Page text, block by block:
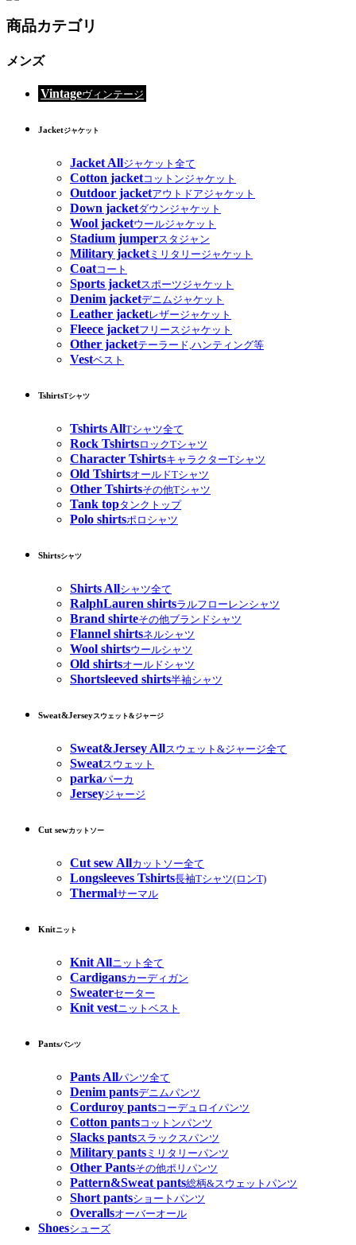
商品カテゴリ
メンズ
Vintageヴィンテージ
Jacketジャケット
Jacket Allジャケット全て
Cotton jacketコットンジャケット
Outdoor jacketアウトドアジャケット
Down jacketダウンジャケット
Wool jacketウールジャケット
Stadium jumperスタジャン
Military jacketミリタリージャケット
Coatコート
Sports jacketスポーツジャケット
Denim jacketデニムジャケット
Leather jacketレザージャケット
Fleece jacketフリースジャケット
Other jacketテーラード,ハンティング等
Vestベスト
TshirtsTシャツ
Tshirts AllTシャツ全て
Rock TshirtsロックTシャツ
Character TshirtsキャラクターTシャツ
Old TshirtsオールドTシャツ
Other Tshirtsその他Tシャツ
Tank topタンクトップ
Polo shirtsポロシャツ
Shirtsシャツ
Shirts Allシャツ全て
RalphLauren shirtsラルフローレンシャツ
Brand shirteその他ブランドシャツ
Flannel shirtsネルシャツ
Wool shirtsウールシャツ
Old shirtsオールドシャツ
Shortsleeved shirts半袖シャツ
Sweat&Jerseyスウェット&ジャージ
Sweat&Jersey Allスウェット&ジャージ全て
Sweatスウェット
parkaパーカ
Jerseyジャージ
Cut sewカットソー
Cut sew Allカットソー全て
Longsleeves Tshirts長袖Tシャツ(ロンT)
Thermalサーマル
Knitニット
Knit Allニット全て
Cardigansカーディガン
Sweaterセーター
Knit vestニットベスト
Pantsパンツ
Pants Allパンツ全て
Denim pantsデニムパンツ
Corduroy pantsコーデュロイパンツ
Cotton pantsコットンパンツ
Slacks pantsスラックスパンツ
Military pants ミリタリーパンツ
Other Pantsその他ポリパンツ
Pattern&Sweat pants総柄&スウェットパンツ
Short pantsショートパンツ
Overallsオーバーオール
Shoesシューズ